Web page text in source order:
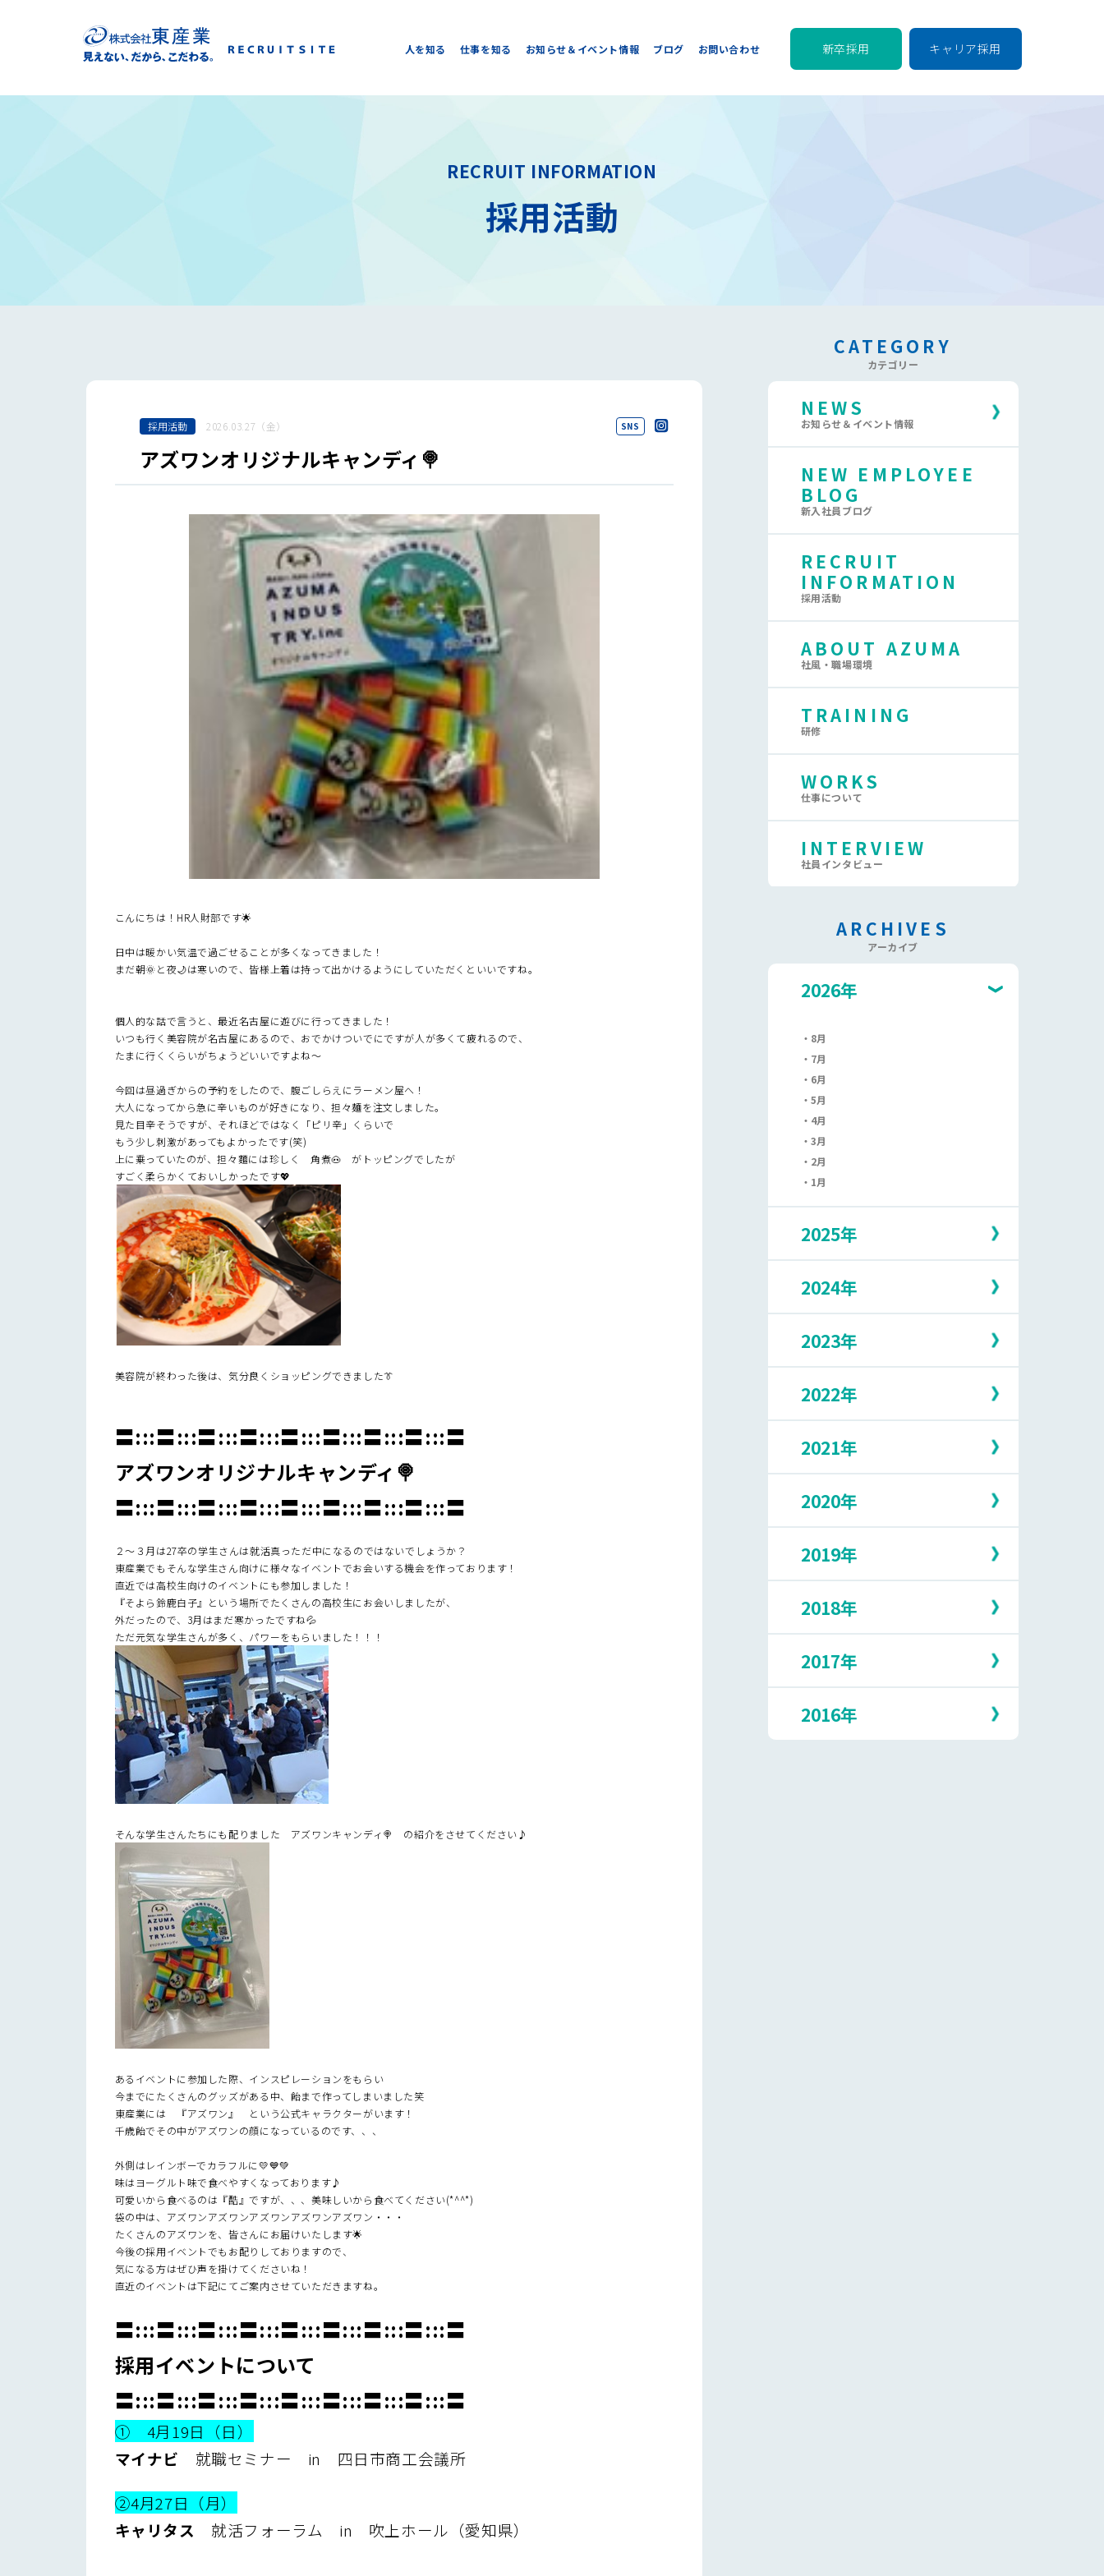
人を知る 仕事を知る お知らせ＆イベント情報 ブログ お問い合わせ 新卒採用 キャリア採用
RECRUIT INFORMATION
採用活動
採用活動 2026.03.27（金） SNS
アズワンオリジナルキャンディ🍭
こんにちは！HR人財部です🌟
日中は暖かい気温で過ごせることが多くなってきました！
まだ朝🌞と夜🌙は寒いので、皆様上着は持って出かけるようにしていただくといいですね。
個人的な話で言うと、最近名古屋に遊びに行ってきました！
いつも行く美容院が名古屋にあるので、おでかけついでにですが人が多くて疲れるので、
たまに行くくらいがちょうどいいですよね～
今回は昼過ぎからの予約をしたので、腹ごしらえにラーメン屋へ！
大人になってから急に辛いものが好きになり、担々麺を注文しました。
見た目辛そうですが、それほどではなく「ピリ辛」くらいで
もう少し刺激があってもよかったです(笑)
上に乗っていたのが、担々麵には珍しく 角煮🐽 がトッピングでしたが
すごく柔らかくておいしかったです💖
美容院が終わった後は、気分良くショッピングできました👔
〓:::〓:::〓:::〓:::〓:::〓:::〓:::〓:::〓
アズワンオリジナルキャンディ 🍭
〓:::〓:::〓:::〓:::〓:::〓:::〓:::〓:::〓
２～３月は27卒の学生さんは就活真っただ中になるのではないでしょうか？
東産業でもそんな学生さん向けに様々なイベントでお会いする機会を作っております！
直近では高校生向けのイベントにも参加しました！
『そよら鈴鹿白子』という場所でたくさんの高校生にお会いしましたが、
外だったので、3月はまだ寒かったですね💦
ただ元気な学生さんが多く、パワーをもらいました！！！
そんな学生さんたちにも配りました アズワンキャンディ🍭 の紹介をさせてください♪
あるイベントに参加した際、インスピレーションをもらい
今までにたくさんのグッズがある中、飴まで作ってしまいました笑
東産業には 『アズワン』 という公式キャラクターがいます！
千歳飴でその中がアズワンの顔になっているのです、、、
外側はレインボーでカラフルに💛💙💚
味はヨーグルト味で食べやすくなっております♪
可愛いから食べるのは『酷』ですが、、、美味しいから食べてください(*^^*)
袋の中は、アズワンアズワンアズワンアズワンアズワン・・・
たくさんのアズワンを、皆さんにお届けいたします🌟
今後の採用イベントでもお配りしておりますので、
気になる方はぜひ声を掛けてくださいね！
直近のイベントは下記にてご案内させていただきますね。
〓:::〓:::〓:::〓:::〓:::〓:::〓:::〓:::〓
採用イベントについて
〓:::〓:::〓:::〓:::〓:::〓:::〓:::〓:::〓
① 4月19日（日）
マイナビ 就職セミナー in 四日市商工会議所
②4月27日（月）
キャリタス 就活フォーラム in 吹上ホール（愛知県）
CATEGORY
カテゴリー
NEWS
お知らせ＆イベント情報
NEW EMPLOYEE
BLOG
新入社員ブログ
RECRUIT
INFORMATION
採用活動
ABOUT AZUMA
社風・職場環境
TRAINING
研修
WORKS
仕事について
INTERVIEW
社員インタビュー
ARCHIVES
アーカイブ
2026年
8月
7月
6月
5月
4月
3月
2月
1月
2025年
12月
9月
8月
6月
5月
4月
1月
2024年
12月
9月
8月
6月
5月
4月
1月
2023年
12月
9月
8月
6月
5月
4月
1月
2022年
12月
9月
8月
6月
5月
3月
2021年
12月
9月
8月
6月
5月
4月
2020年
12月
9月
8月
6月
5月
4月
2019年
12月
9月
8月
5月
2018年
12月
9月
8月
2017年
12月
2016年